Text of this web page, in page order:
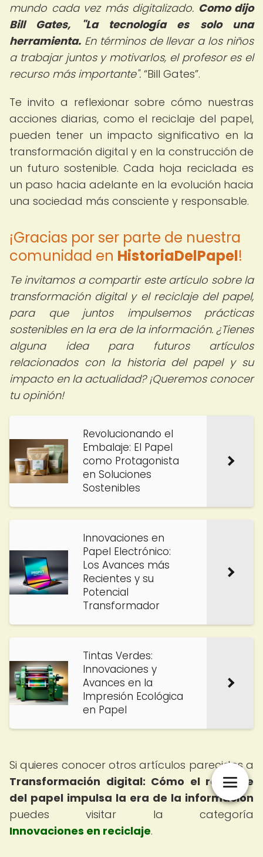
mundo cada vez más digitalizado. Como dijo
Bill Gates, "La tecnología es solo una
herramienta. En términos de llevar a los niños
a trabajar juntos y motivarlos, el profesor es el
recurso más importante". Bill Gates .
Te invito a reflexionar sobre cómo nuestras
acciones diarias, como el reciclaje del papel,
pueden tener un impacto significativo en la
transformación digital y en la construcción de
un futuro sostenible. Cada hoja reciclada es
un paso hacia adelante en la evolución hacia
una sociedad más consciente y responsable.
¡Gracias por ser parte de nuestra
comunidad en HistoriaDelPapel!
Te invitamos a compartir este artículo sobre la
transformación digital y el reciclaje del papel,
para que juntos impulsemos prácticas
sostenibles en la era de la información. ¿Tienes
alguna idea para futuros artículos
relacionados con la historia del papel y su
impacto en la actualidad? ¡Queremos conocer
tu opinión!
Revolucionando el
Embalaje: El Papel
como Protagonista
en Soluciones
Sostenibles
Innovaciones en
Papel Electrónico:
Los Avances más
Recientes y su
Potencial
Transformador
Tintas Verdes:
Innovaciones y
Avances en la
Impresión Ecológica
en Papel
Si quieres conocer otros artículos parecidos a
Transformación digital: Cómo el reciclaje
del papel impulsa la era de la información
puedes visitar la categoría
Innovaciones en reciclaje.